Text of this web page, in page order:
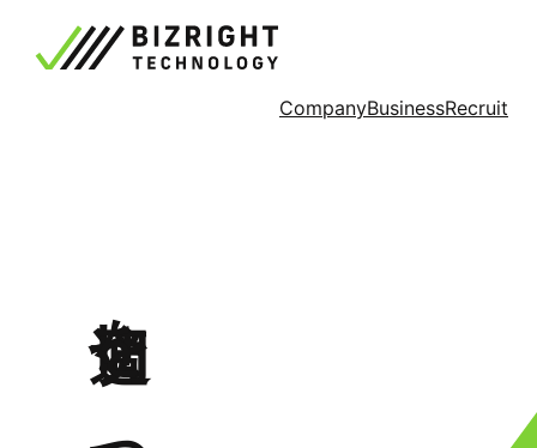
CompanyBusinessRecruit